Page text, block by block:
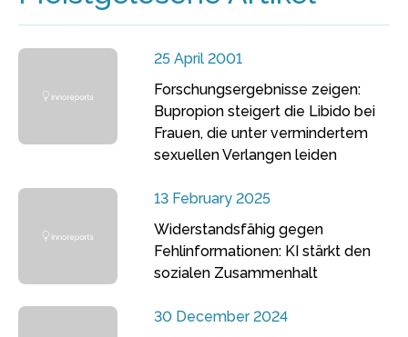
25 April 2001
Forschungsergebnisse zeigen:
Bupropion steigert die Libido bei
Frauen, die unter vermindertem
sexuellen Verlangen leiden
13 February 2025
Widerstandsfähig gegen
Fehlinformationen: KI stärkt den
sozialen Zusammenhalt
30 December 2024